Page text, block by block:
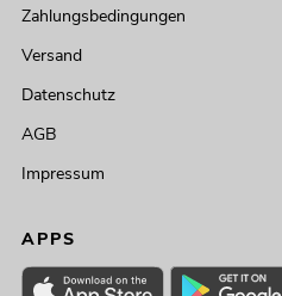
Zahlungsbedingungen
Versand
Datenschutz
AGB
Impressum
APPS